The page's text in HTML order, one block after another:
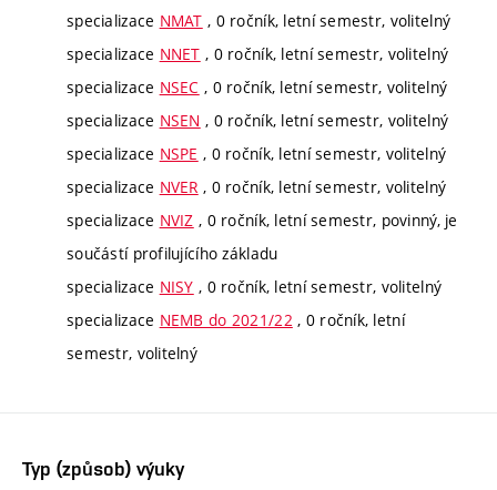
specializace NMAT , 0 ročník, letní semestr, volitelný
specializace NNET , 0 ročník, letní semestr, volitelný
specializace NSEC , 0 ročník, letní semestr, volitelný
specializace NSEN , 0 ročník, letní semestr, volitelný
specializace NSPE , 0 ročník, letní semestr, volitelný
specializace NVER , 0 ročník, letní semestr, volitelný
specializace NVIZ , 0 ročník, letní semestr, povinný, je
součástí profilujícího základu
specializace NISY , 0 ročník, letní semestr, volitelný
specializace NEMB do 2021/22, 0 ročník, letní
semestr, volitelný
Typ (způsob) výuky